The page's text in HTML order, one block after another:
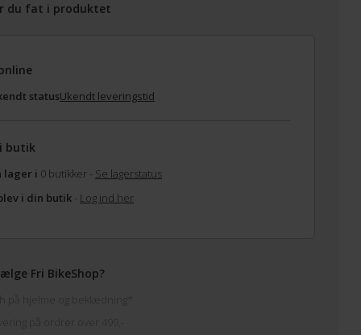
du fat i produktet
statusUkendt leveringstid
butik
lager i 0 butikker - Se lagerstatus
i din butik - Log ind her
Fri BikeShop?
på hjelme og beklædning*